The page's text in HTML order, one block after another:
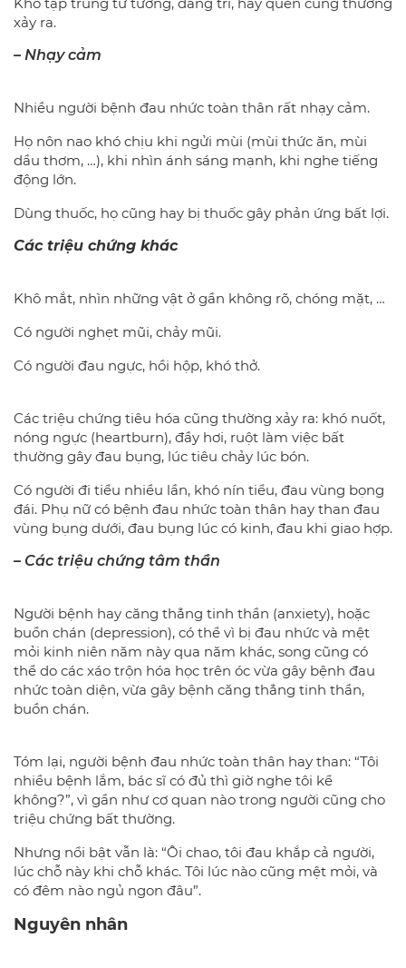
xảy ra.
– Nhạy cảm
Nhiều người bệnh đau nhức toàn thân rất nhạy cảm.
Họ nôn nao khó chịu khi ngửi mùi (mùi thức ăn, mùi
dầu thơm, …), khi nhìn ánh sáng mạnh, khi nghe tiếng
động lớn.
Dùng thuốc, họ cũng hay bị thuốc gây phản ứng bất lợi.
Các triệu chứng khác
Khô mắt, nhìn những vật ở gần không rõ, chóng mặt, …
Có người nghẹt mũi, chảy mũi.
Có người đau ngực, hồi hộp, khó thở.
Các triệu chứng tiêu hóa cũng thường xảy ra: khó nuốt,
nóng ngực (heartburn), đầy hơi, ruột làm việc bất
thường gây đau bụng, lúc tiêu chảy lúc bón.
Có người đi tiểu nhiều lần, khó nín tiểu, đau vùng bọng
đái. Phụ nữ có bệnh đau nhức toàn thân hay than đau
vùng bụng dưới, đau bụng lúc có kinh, đau khi giao hợp.
– Các triệu chứng tâm thần
Người bệnh hay căng thẳng tinh thần (anxiety), hoặc
buồn chán (depression), có thể vì bị đau nhức và mệt
mỏi kinh niên năm này qua năm khác, song cũng có
thể do các xáo trộn hóa học trên óc vừa gây bệnh đau
nhức toàn diện, vừa gây bệnh căng thẳng tinh thần,
buồn chán.
Tóm lại, người bệnh đau nhức toàn thân hay than: “Tôi
nhiều bệnh lắm, bác sĩ có đủ thì giờ nghe tôi kể
không?”, vì gần như cơ quan nào trong người cũng cho
triệu chứng bất thường.
Nhưng nổi bật vẫn là: “Ôi chao, tôi đau khắp cả người,
lúc chỗ này khi chỗ khác. Tôi lúc nào cũng mệt mỏi, và
có đêm nào ngủ ngon đâu”.
Nguyên nhân